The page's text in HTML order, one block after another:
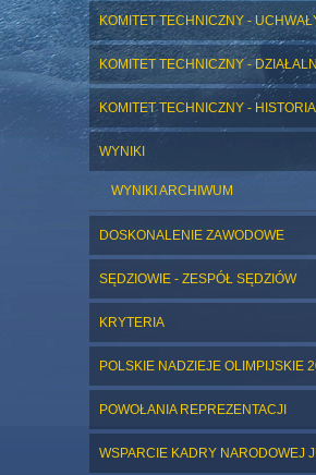
KOMITET TECHNICZNY -
KOMITET TECHNICZNY -
KOMITET TECHNICZNY - HISTORIA
WYNIKI
WYNIKI ARCHIWUM
DOSKONALENIE ZAWODOWE
SĘDZIOWIE - ZESPÓŁ SĘDZIÓW
KRYTERIA
POLSKIE NADZIEJE OLIMPIJSKIE
POWOŁANIA REPREZENTACJI
WSPARCIE KADRY NARODOWEJ